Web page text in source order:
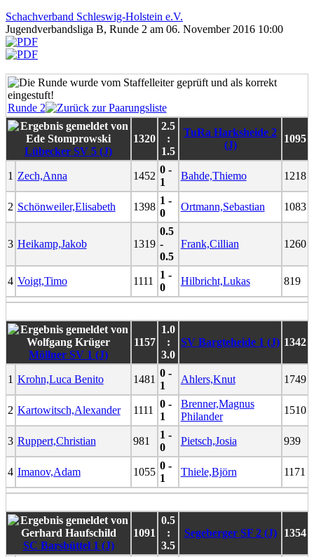
Schachverband Schleswig-Holstein e.V.
Jugendverbandsliga B, Runde 2 am 06. November 2016 10:00
Runde 2
Lübecker SV 5 (J)
1320
2.5
:
1.5
TuRa Harksheide 2
(J)
1095
1 Zech,Anna 1452
0 -
1
Bahde,Thiemo 1218
2 Schönweiler,Elisabeth 1398
1 -
0
Ortmann,Sebastian 1083
3 Heikamp,Jakob 1319
0.5
-
0.5
Frank,Cillian 1260
4 Voigt,Timo 1111
1 -
0
Hilbricht,Lukas 819
Möllner SV 1 (J)
1157
1.0
:
3.0
SV Bargteheide 1 (J) 1342
1 Krohn,Luca Benito 1481
0 -
1
Ahlers,Knut 1749
2 Kartowitsch,Alexander 1111
0 -
1
Brenner,Magnus
Philander
1510
3 Ruppert,Christian 981
1 -
0
Pietsch,Josia 939
4 Imanov,Adam 1055
0 -
1
Thiele,Björn 1171
SC Barsbüttel 1 (J)
1091
0.5
:
3.5
Segeberger SF 2 (J) 1354